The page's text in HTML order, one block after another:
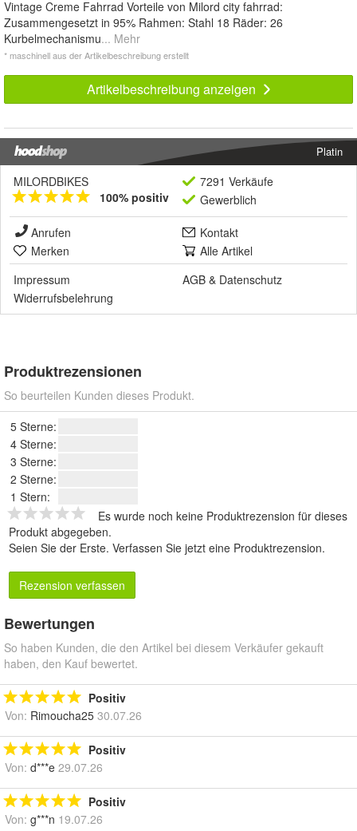
Vintage Creme Fahrrad Vorteile von Milord city fahrrad:
Zusammengesetzt in 95% Rahmen: Stahl 18 Räder: 26
Kurbelmechanismu... Mehr
* maschinell aus der Artikelbeschreibung erstellt
Artikelbeschreibung anzeigen
Platin
MILORDBIKES
100% positiv
7291 Verkäufe
Gewerblich
Anrufen
Kontakt
Merken
Alle Artikel
Impressum
AGB & Datenschutz
Widerrufsbelehrung
Produktrezensionen
So beurteilen Kunden dieses Produkt.
5 Sterne:
4 Sterne:
3 Sterne:
2 Sterne:
1 Stern:
Es wurde noch keine Produktrezension für dieses
Produkt abgegeben.
Seien Sie der Erste. Verfassen Sie jetzt eine Produktrezension.
Rezension verfassen
Bewertungen
So haben Kunden, die den Artikel bei diesem Verkäufer gekauft
haben, den Kauf bewertet.
Positiv
Von: Rimoucha25 30.07.26
Positiv
Von: d***e 29.07.26
Positiv
Von: g***n 19.07.26